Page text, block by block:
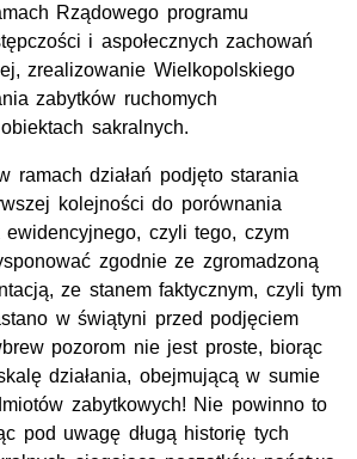
Rządowego programu
i aspołecznych zachowań
zrealizowanie Wielkopolskiego
zabytków ruchomych
sakralnych.
ramach działań podjęto starania
kolejności do porównania
czyli tego, czym
zgodnie ze zgromadzoną
ze stanem faktycznym, czyli tym
w świątyni przed podjęciem
pozorom nie jest proste, biorąc
działania, obejmującą w sumie
zabytkowych! Nie powinno to
pod uwagę długą historię tych